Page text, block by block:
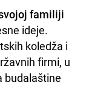
familiji
ideje.
koledža i
firmi, u
budalaštine